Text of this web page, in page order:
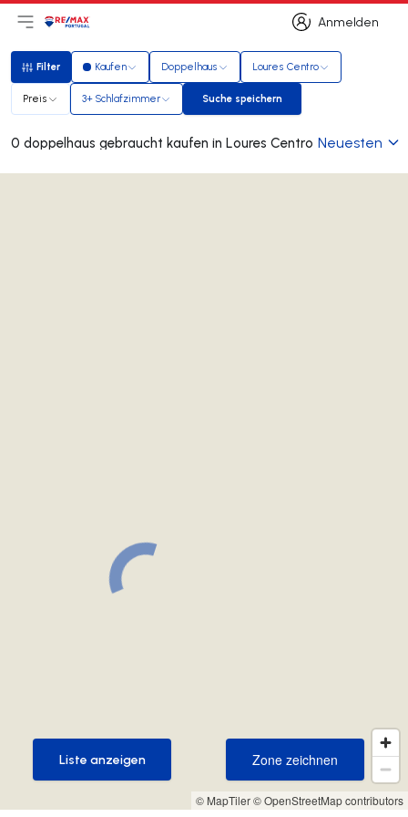
Anmelden
Anmelden
Hauptmenü öffnen
LogoZur Startseite
Filter
Filter Kaufen Doppelhaus Loures Centro
Preis 3+ Schlafzimmer Suche speichern
Suche speichern
0 doppelhaus gebraucht kaufen in Loures Centro Neuesten
© MapTiler© OpenStreetMap contributors
Zone zeichnen
Zone zeichnen
Liste anzeigen
Liste anzeigen